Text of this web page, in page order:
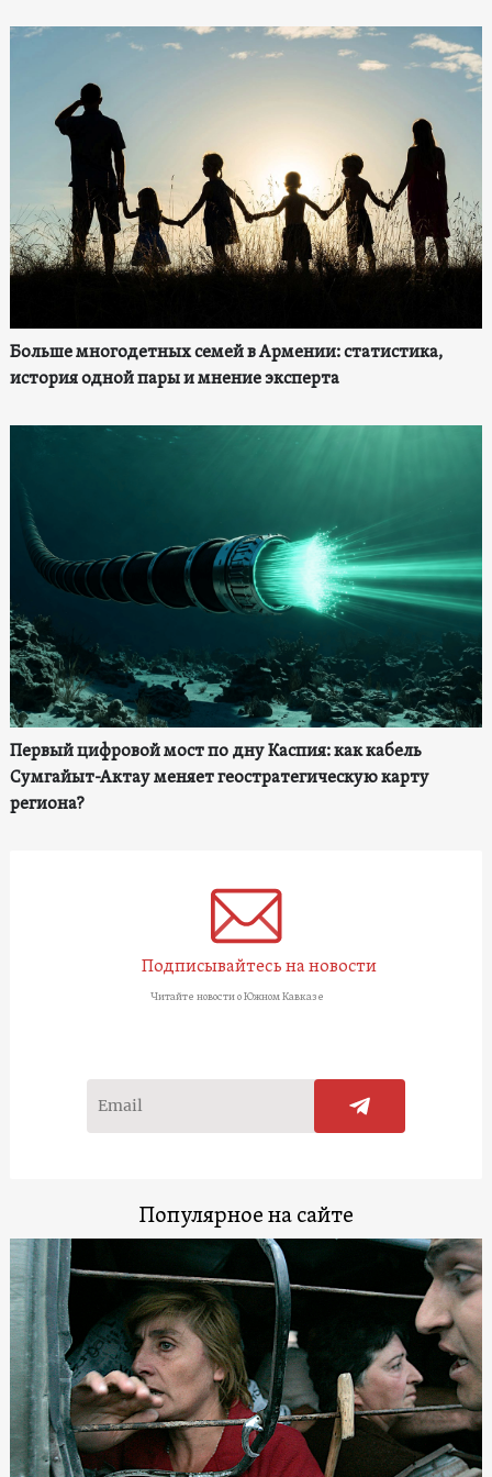
Больше многодетных семей в Армении: статистика,
история одной пары и мнение эксперта
Первый цифровой мост по дну Каспия: как кабель
Сумгайыт-Актау меняет геостратегическую карту
региона?
Подписывайтесь на новости
Читайте новости о Южном Кавказе
Популярное на сайте